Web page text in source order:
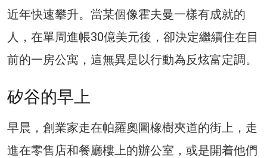
近年快速攀升。當某個像霍夫曼一樣有成就的
人，在單周進帳30億美元後，卻決定繼續住在目
前的一房公寓，這無異是以行動為反炫富定調。
矽谷的早上
早晨，創業家走在帕羅奧圖橡樹夾道的街上，走
進在零售店和餐廳樓上的辦公室，或是開着他們